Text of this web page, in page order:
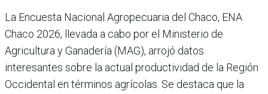
La Encuesta Nacional Agropecuaria del Chaco, ENA
Chaco 2026, llevada a cabo por el Ministerio de
Agricultura y Ganadería (MAG), arrojó datos
interesantes sobre la actual productividad de la Región
Occidental en términos agrícolas. Se destaca que la